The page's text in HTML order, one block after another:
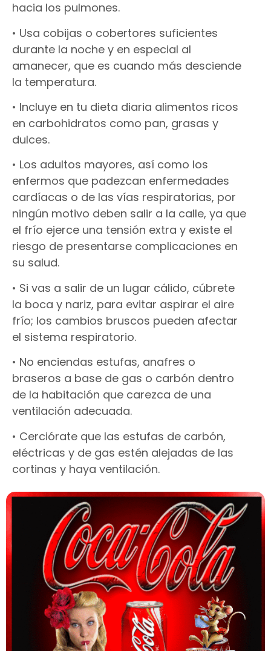
hacia los pulmones.
• Usa cobijas o cobertores suficientes
durante la noche y en especial al
amanecer, que es cuando más desciende
la temperatura.
• Incluye en tu dieta diaria alimentos ricos
en carbohidratos como pan, grasas y
dulces.
• Los adultos mayores, así como los
enfermos que padezcan enfermedades
cardíacas o de las vías respiratorias, por
ningún motivo deben salir a la calle, ya que
el frío ejerce una tensión extra y existe el
riesgo de presentarse complicaciones en
su salud.
• Si vas a salir de un lugar cálido, cúbrete
la boca y nariz, para evitar aspirar el aire
frío; los cambios bruscos pueden afectar
el sistema respiratorio.
• No enciendas estufas, anafres o
braseros a base de gas o carbón dentro
de la habitación que carezca de una
ventilación adecuada.
• Cerciórate que las estufas de carbón,
eléctricas y de gas estén alejadas de las
cortinas y haya ventilación.